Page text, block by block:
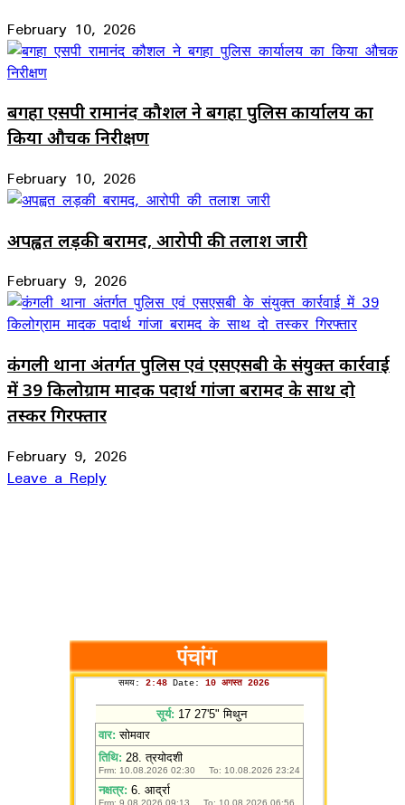
February 10, 2026
बगहा एसपी रामानंद कौशल ने बगहा पुलिस कार्यालय का
किया औचक निरीक्षण
February 10, 2026
अपह्वत लड़की बरामद, आरोपी की तलाश जारी
February 9, 2026
कंगली थाना अंतर्गत पुलिस एवं एसएसबी के संयुक्त कार्रवाई
में 39 किलोग्राम मादक पदार्थ गांजा बरामद के साथ दो
तस्कर गिरफ्तार
February 9, 2026
Leave a Reply